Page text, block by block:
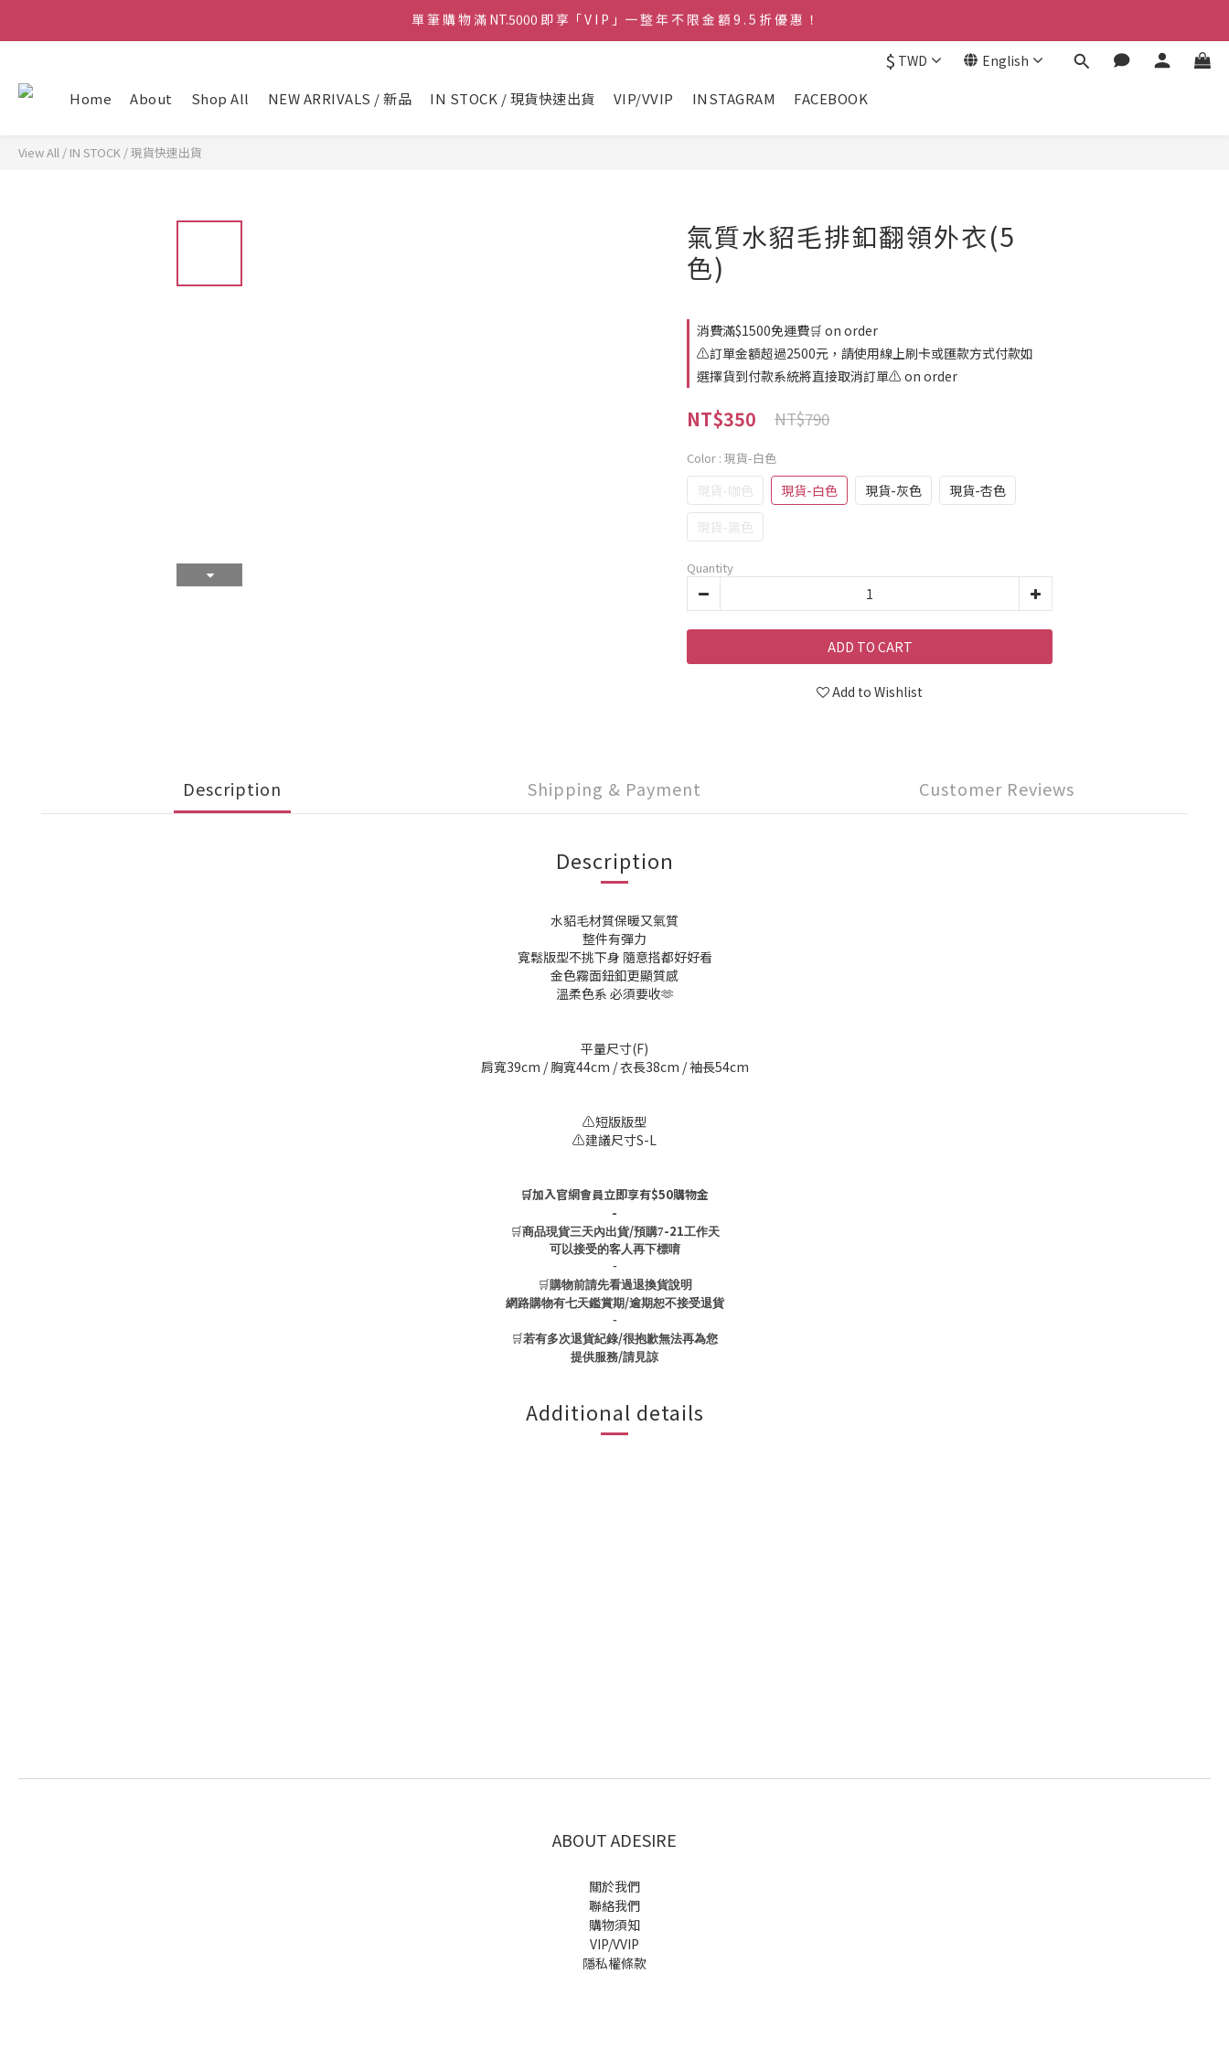
♡ 官 網 訂 單 滿 NT.1500 即 享 免 運 費 🚚💨 ♡
♡ 官 網 訂 單 滿 NT.1500 即 享 免 運 費 🚚💨 ♡
$ TWD English
Home About Shop All NEW ARRIVALS / 新品 IN STOCK / 現貨快速出貨 VIP/VVIP INSTAGRAM FACEBOOK
View All / IN STOCK / 現貨快速出貨
氣質水貂毛排釦翻領外衣(5
色)
消費滿$1500免運費🛒 on order
⚠️訂單金額超過2500元，請使用線上刷卡或匯款方式付款如
選擇貨到付款系統將直接取消訂單⚠️ on order
NT$350 NT$790
Color : 現貨-白色
現貨-咖色 現貨-白色 現貨-灰色
現貨-杏色
現貨-黑色
Quantity
ADD TO CART
Add to Wishlist
Description Shipping & Payment Customer Reviews
Description
水貂毛材質保暖又氣質
整件有彈力
寬鬆版型不挑下身 隨意搭都好好看
金色霧面鈕釦更顯質感
溫柔色系 必須要收🫶
平量尺寸(F)
肩寬39cm / 胸寬44cm / 衣長38cm / 袖長54cm
⚠️短版版型
⚠️建議尺寸S-L
🛒加入官網會員立即享有$50購物金
-
🛒商品現貨三天內出貨/預購7-21工作天
可以接受的客人再下標唷
-
🛒購物前請先看過退換貨說明
網路購物有七天鑑賞期/逾期恕不接受退貨
-
🛒若有多次退貨紀錄/很抱歉無法再為您
提供服務/請見諒
Additional details
ABOUT ADESIRE
關於我們
聯絡我們
購物須知
VIP/VVIP
隱私權條款